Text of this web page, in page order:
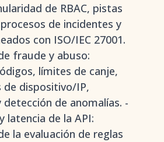
de RBAC, pistas
de incidentes y
con ISO/IEC 27001.
fraude y abuso:
límites de canje,
de dispositivo/IP,
detección de anomalías. -
latencia de la API:
la evaluación de reglas